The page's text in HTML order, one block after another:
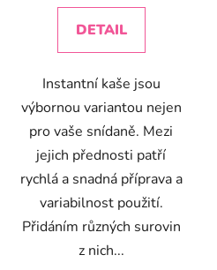
DETAIL
Instantní kaše jsou
výbornou variantou nejen
pro vaše snídaně. Mezi
jejich přednosti patří
rychlá a snadná příprava a
variabilnost použití.
Přidáním různých surovin
z nich...